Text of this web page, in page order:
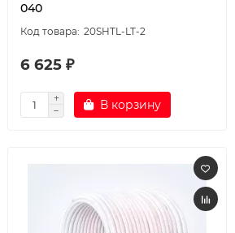
040
20SHTL-LT-2
6 625 ₽
В корзину